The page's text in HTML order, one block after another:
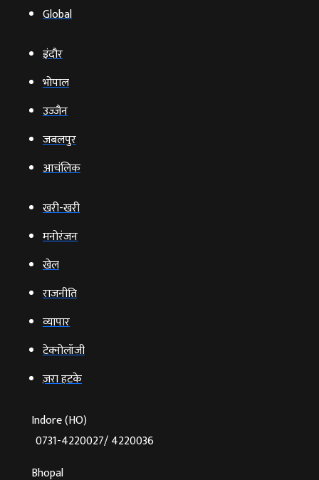
Global
इंदौर
भोपाल
उज्‍जैन
जबलपुर
आचंलिक
खरी-खरी
मनोरंजन
खेल
राजनीति
व्‍यापार
टेक्‍नोलॉजी
ज़रा हटके
Indore (HO)
0731-4220027/ 4220036
Bhopal